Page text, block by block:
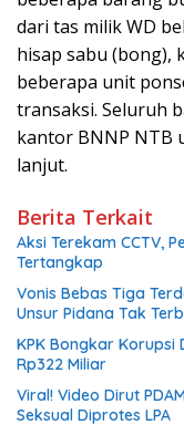
dari tas milik WD
hisap sabu (bong),
beberapa unit
transaksi. Seluruh
kantor BNNP NTB
lanjut.
Berita Terkait
Aksi Terekam CCTV,
Tertangkap
Vonis Bebas Tiga
Unsur Pidana Tak
KPK Bongkar Korupsi
Rp322 Miliar
Viral! Video Dirut
Seksual Diprotes LPA